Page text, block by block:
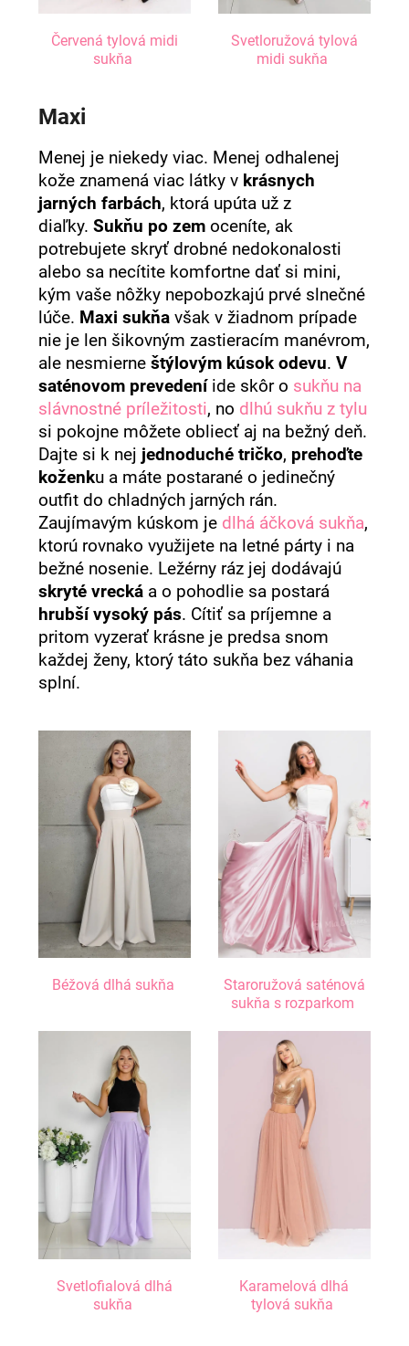
Červená tylová midi
sukňa
Svetloružová tylová
midi sukňa
Maxi
Menej je niekedy viac. Menej odhalenej
kože znamená viac látky v krásnych
jarných farbách, ktorá upúta už z
diaľky.Sukňu po zem oceníte, ak
potrebujete skryť drobné nedokonalosti
alebo sa necítite komfortne dať si mini,
kým vaše nôžky nepobozkajú prvé slnečné
lúče. Maxi sukňa však v žiadnom prípade
nie je len šikovným zastieracím manévrom,
ale nesmierneštýlovým kúsok odevu.V
saténovom prevedeníide skôr o sukňu na
slávnostné príležitosti, no dlhú sukňu z tylu
si pokojne môžete obliecť aj na bežný deň.
Dajte si k nej jednoduché tričko, prehoďte
koženku a máte postarané o jedinečný
outfit do chladných jarných rán.
Zaujímavým kúskom je dlhá áčková sukňa,
ktorú rovnako využijete na letné párty i na
bežné nosenie. Ležérny ráz jej dodávajú
skryté vrecká a o pohodlie sa postará
hrubší vysoký pás. Cítiť sa príjemne a
pritom vyzerať krásne je predsa snom
každej ženy, ktorý táto sukňa bez váhania
splní.
Béžová dlhá sukňa
Staroružová saténová
sukňa s rozparkom
Svetlofialová dlhá
sukňa
Karamelová dlhá
tylová sukňa